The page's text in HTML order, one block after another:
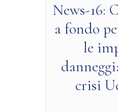
News-16:
a fondo
le
crisi